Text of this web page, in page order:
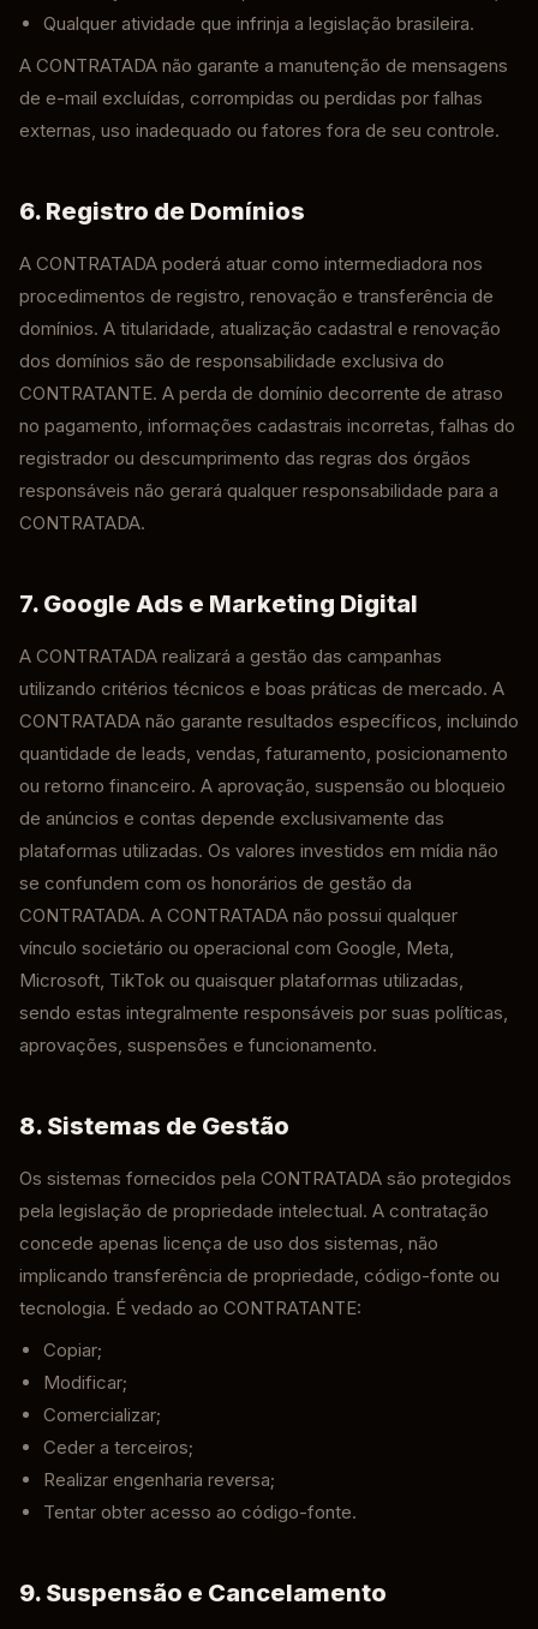
Qualquer atividade que infrinja a legislação brasileira.
A CONTRATADA não garante a manutenção de mensagens
de e-mail excluídas, corrompidas ou perdidas por falhas
externas, uso inadequado ou fatores fora de seu controle.
6. Registro de Domínios
A CONTRATADA poderá atuar como intermediadora nos
procedimentos de registro, renovação e transferência de
domínios. A titularidade, atualização cadastral e renovação
dos domínios são de responsabilidade exclusiva do
CONTRATANTE. A perda de domínio decorrente de atraso
no pagamento, informações cadastrais incorretas, falhas do
registrador ou descumprimento das regras dos órgãos
responsáveis não gerará qualquer responsabilidade para a
CONTRATADA.
7. Google Ads e Marketing Digital
A CONTRATADA realizará a gestão das campanhas
utilizando critérios técnicos e boas práticas de mercado. A
CONTRATADA não garante resultados específicos, incluindo
quantidade de leads, vendas, faturamento, posicionamento
ou retorno financeiro. A aprovação, suspensão ou bloqueio
de anúncios e contas depende exclusivamente das
plataformas utilizadas. Os valores investidos em mídia não
se confundem com os honorários de gestão da
CONTRATADA. A CONTRATADA não possui qualquer
vínculo societário ou operacional com Google, Meta,
Microsoft, TikTok ou quaisquer plataformas utilizadas,
sendo estas integralmente responsáveis por suas políticas,
aprovações, suspensões e funcionamento.
8. Sistemas de Gestão
Os sistemas fornecidos pela CONTRATADA são protegidos
pela legislação de propriedade intelectual. A contratação
concede apenas licença de uso dos sistemas, não
implicando transferência de propriedade, código-fonte ou
tecnologia. É vedado ao CONTRATANTE:
Copiar;
Modificar;
Comercializar;
Ceder a terceiros;
Realizar engenharia reversa;
Tentar obter acesso ao código-fonte.
9. Suspensão e Cancelamento